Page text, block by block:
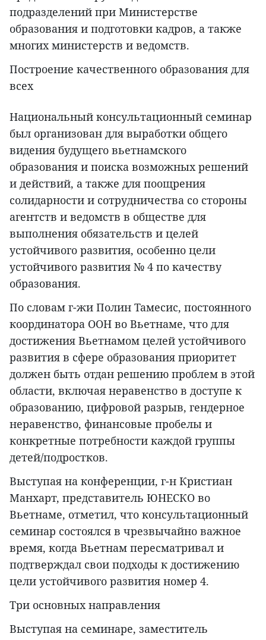
подразделений при Министерстве
образования и подготовки кадров, а также
многих министерств и ведомств.
Построение качественного образования для
всех
Национальный консультационный семинар
был организован для выработки общего
видения будущего вьетнамского
образования и поиска возможных решений
и действий, а также для поощрения
солидарности и сотрудничества со стороны
агентств и ведомств в обществе для
выполнения обязательств и целей
устойчивого развития, особенно цели
устойчивого развития № 4 по качеству
образования.
По словам г-жи Полин Тамесис, постоянного
координатора ООН во Вьетнаме, что для
достижения Вьетнамом целей устойчивого
развития в сфере образования приоритет
должен быть отдан решению проблем в этой
области, включая неравенство в доступе к
образованию, цифровой разрыв, гендерное
неравенство, финансовые пробелы и
конкретные потребности каждой группы
детей/подростков.
Выступая на конференции, г-н Кристиан
Манхарт, представитель ЮНЕСКО во
Вьетнаме, отметил, что консультационный
семинар состоялся в чрезвычайно важное
время, когда Вьетнам пересматривал и
подтверждал свои подходы к достижению
цели устойчивого развития номер 4.
Три основных направления
Выступая на семинаре, заместитель